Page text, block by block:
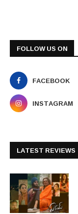
FOLLOW US ON
FACEBOOK
INSTAGRAM
LATEST REVIEWS